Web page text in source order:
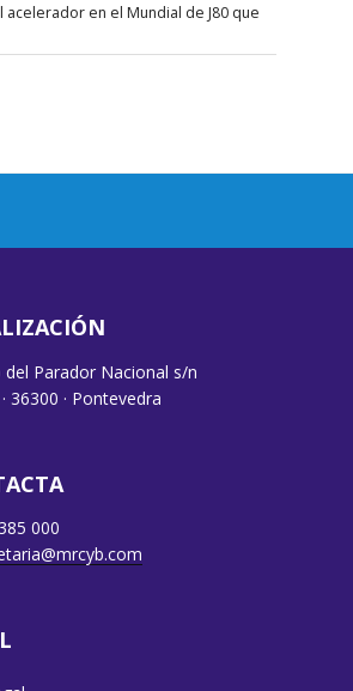
acelerador en el Mundial de J80 que
del Parador Nacional s/n
36300 · Pontevedra
000